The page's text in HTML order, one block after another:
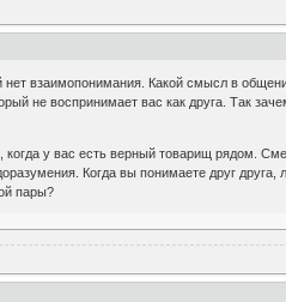
взаимопонимания. Какой смысл в
не воспринимает вас как друга. Так
у вас есть верный товарищ рядом.
Когда вы понимаете друг
пары?